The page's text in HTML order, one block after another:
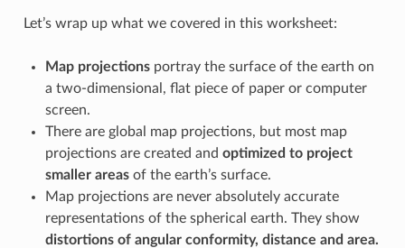
Let’s wrap up what we covered in this worksheet:
Map projectionsportray the surface of the earth on
a two-dimensional, flat piece of paper or computer
screen.
There are global map projections, but most map
projections are created and optimized to project
smaller areasof the earth’s surface.
Map projections are never absolutely accurate
representations of the spherical earth. They show
distortions of angular conformity, distance and area.